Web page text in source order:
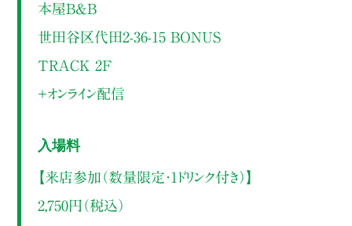
本屋B&B
世田谷区代田2-36-15 BONUS
TRACK 2F
＋オンライン配信
入場料
【来店参加（数量限定・1ドリンク付き）】
2,750円（税込）